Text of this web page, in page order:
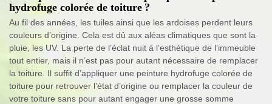
hydrofuge colorée de toiture ?
Au fil des années, les tuiles ainsi que les ardoises perdent leurs
couleurs d’origine. Cela est dû aux aléas climatiques que sont la
pluie, les UV. La perte de l’éclat nuit à l’esthétique de l’immeuble
tout entier, mais il n’est pas pour autant nécessaire de remplacer
la toiture. Il suffit d’appliquer une peinture hydrofuge colorée de
toiture pour retrouver l’état d’origine ou remplacer la couleur de
votre toiture sans pour autant engager une grosse somme